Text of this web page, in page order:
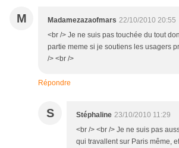
M Madamezazaofmars 22/10/2010 20:55
<br /> Je ne suis pas touchée du tout
partie meme si je soutiens les usagers
/> <br />
Répondre
S Stéphaline 23/10/2010 11:29
<br /> <br /> Je ne suis pas
qui travallent sur Paris même,